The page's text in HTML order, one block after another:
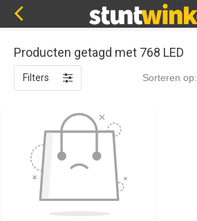
Producten getagd met 768 LED
Filters Sorteren op: